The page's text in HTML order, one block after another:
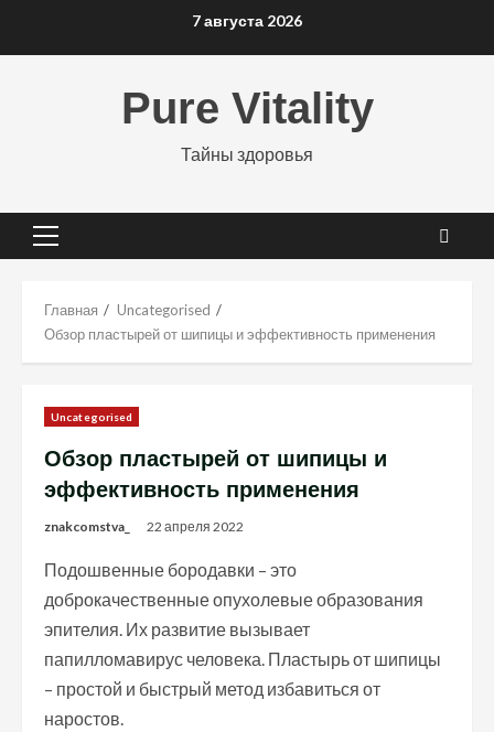
7 августа 2026
Pure Vitality
Тайны здоровья
Основное
Главная
Uncategorised
Обзор пластырей от шипицы и эффективность применения
Uncategorised
Обзор пластырей от шипицы и
эффективность применения
znakcomstva_ 22 апреля 2022
Подошвенные бородавки – это
доброкачественные опухолевые образования
эпителия. Их развитие вызывает
папилломавирус человека. Пластырь от шипицы
– простой и быстрый метод избавиться от
наростов.